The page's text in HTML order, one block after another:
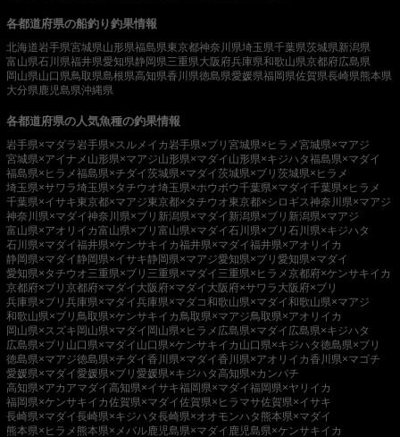
各都道府県の船釣り釣果情報
北海道岩手県宮城県山形県福島県東京都神奈川県埼玉県千葉県茨城県新潟県
富山県石川県福井県愛知県静岡県三重県大阪府兵庫県和歌山県京都府広島県
岡山県山口県鳥取県島根県高知県香川県徳島県愛媛県福岡県佐賀県長崎県熊本県
大分県 鹿児島県沖縄県
各都道府県の人気魚種の釣果情報
岩手県×マダラ 岩手県×スルメイカ 岩手県×ブリ 宮城県×ヒラメ宮城県×マアジ
宮城県×アイナメ 山形県×マアジ山形県×マダイ 山形県×キジハタ福島県×マダイ
福島県×ヒラメ福島県×チダイ茨城県×マダイ茨城県×ブリ 茨城県×ヒラメ
埼玉県×サワラ埼玉県×タチウオ埼玉県×ホウボウ千葉県×マダイ千葉県×ヒラメ
千葉県×イサキ東京都×マアジ東京都×タチウオ東京都×シロギス神奈川県×マアジ
神奈川県×マダイ神奈川県×ブリ 新潟県×マダイ 新潟県×ブリ 新潟県×マアジ
富山県×アオリイカ富山県×ブリ 富山県×マダイ石川県×ブリ 石川県×キジハタ
石川県×マダイ福井県×ケンサキイカ福井県×マダイ福井県×アオリイカ
静岡県×マダイ静岡県×イサキ静岡県×マアジ愛知県×ブリ 愛知県×マダイ
愛知県×タチウオ三重県×ブリ 三重県×マダイ 三重県×ヒラメ京都府×ケンサキイカ
京都府×ブリ 京都府×マダイ 大阪府×マダイ 大阪府×サワラ 大阪府×ブリ
兵庫県×ブリ 兵庫県×マダイ兵庫県×マダコ和歌山県×マダイ和歌山県×マアジ
和歌山県×ブリ 鳥取県×ケンサキイカ 鳥取県×マアジ鳥取県×アオリイカ
岡山県×スズキ岡山県×マダイ 岡山県×ヒラメ 広島県×マダイ 広島県×キジハタ
広島県×ブリ 山口県×マダイ 山口県×ケンサキイカ 山口県×キジハタ徳島県×ブリ
徳島県×マアジ徳島県×チダイ香川県×マダイ香川県×アオリイカ香川県×マゴチ
愛媛県×マダイ愛媛県×ブリ 愛媛県×キジハタ高知県×カンパチ
高知県×アカアマダイ高知県×イサキ福岡県×マダイ福岡県×ヤリイカ
福岡県×ケンサキイカ佐賀県×マダイ佐賀県×ヒラマサ佐賀県×イサキ
長崎県×マダイ長崎県×キジハタ長崎県×オオモンハタ 熊本県×マダイ
熊本県×ヒラメ 熊本県×メバル鹿児島県×マダイ 鹿児島県×ケンサキイカ